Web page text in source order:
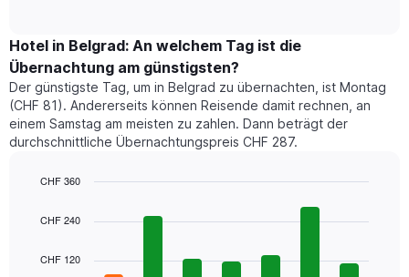
den
durchschnittlichen
Zimmerpreis
im
jeweiligen
Monat
an.
Diagramm
die
Hotel in Belgrad: An welchem Tag ist die
Übernachtung am günstigsten?
Der günstigste Tag, um in Belgrad zu übernachten, ist Montag
(CHF 81). Andererseits können Reisende damit rechnen, an
einem Samstag am meisten zu zahlen. Dann beträgt der
durchschnittliche Übernachtungspreis CHF 287.
chart
bars.
CHF 120
CHF 240
CHF 360